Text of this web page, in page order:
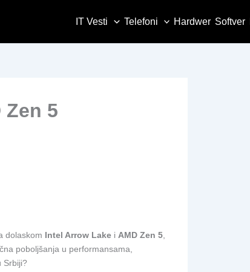
IT Vesti Telefoni Hardwer Softver
5
dolaskom Intel Arrow Lake i AMD Zen 5
poboljšanja u performansama,
Srbiji?